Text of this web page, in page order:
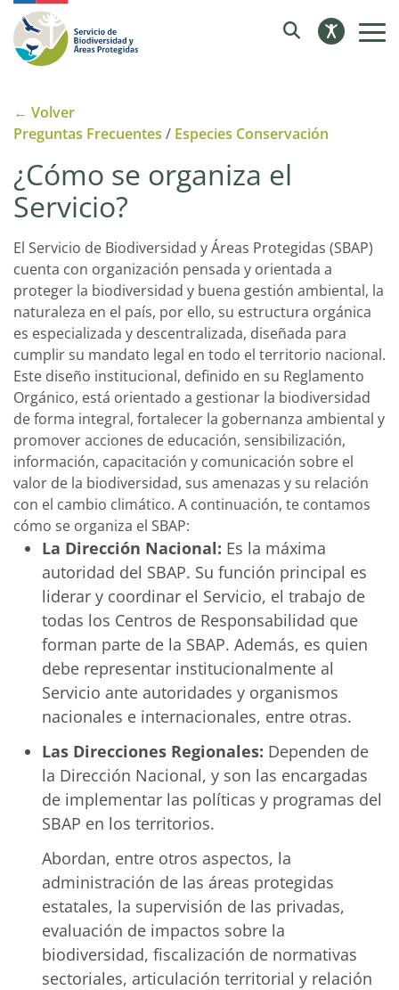
← Volver
Preguntas Frecuentes / Especies Conservación
¿Cómo se organiza el
Servicio?
El Servicio de Biodiversidad y Áreas Protegidas (SBAP)
cuenta con organización pensada y orientada a
proteger la biodiversidad y buena gestión ambiental, la
naturaleza en el país, por ello, su estructura orgánica
es especializada y descentralizada, diseñada para
cumplir su mandato legal en todo el territorio nacional.
Este diseño institucional, definido en su Reglamento
Orgánico, está orientado a gestionar la biodiversidad
de forma integral, fortalecer la gobernanza ambiental y
promover acciones de educación, sensibilización,
información, capacitación y comunicación sobre el
valor de la biodiversidad, sus amenazas y su relación
con el cambio climático. A continuación, te contamos
cómo se organiza el SBAP:
La Dirección Nacional: Es la máxima
autoridad del SBAP. Su función principal es
liderar y coordinar el Servicio, el trabajo de
todas los Centros de Responsabilidad que
forman parte de la SBAP. Además, es quien
debe representar institucionalmente al
Servicio ante autoridades y organismos
nacionales e internacionales, entre otras.
Las Direcciones Regionales: Dependen de
la Dirección Nacional, y son las encargadas
de implementar las políticas y programas del
SBAP en los territorios.
Abordan, entre otros aspectos, la
administración de las áreas protegidas
estatales, la supervisión de las privadas,
evaluación de impactos sobre la
biodiversidad, fiscalización de normativas
sectoriales, articulación territorial y relación